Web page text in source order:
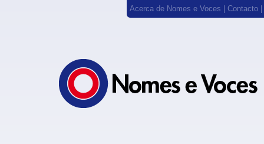
Acerca de Nomes e Voces Contacto